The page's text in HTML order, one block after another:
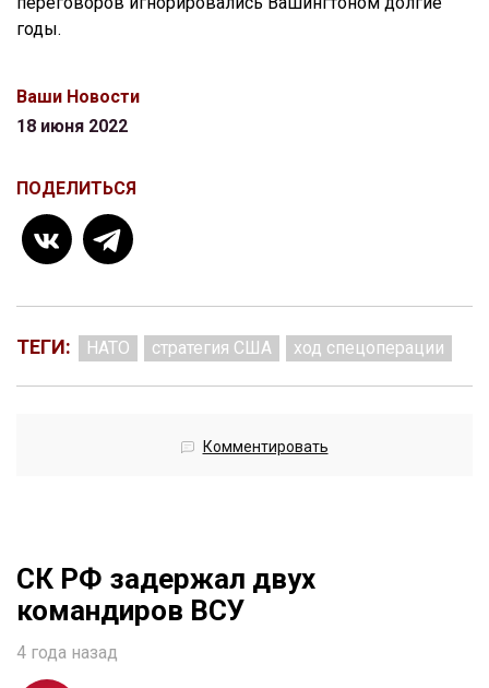
годы.
Ваши Новости
18 июня 2022
ПОДЕЛИТЬСЯ
ТЕГИ: НАТО стратегия США ход спецоперации
Комментировать
СК РФ задержал двух
командиров ВСУ
4 года назад